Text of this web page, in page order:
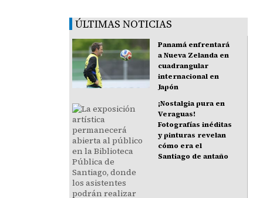
ÚLTIMAS NOTICIAS
Panamá enfrentará
a Nueva Zelanda en
cuadrangular
internacional en
Japón
¡Nostalgia pura en
Veraguas!
Fotografías inéditas
y pinturas revelan
cómo era el
Santiago de antaño